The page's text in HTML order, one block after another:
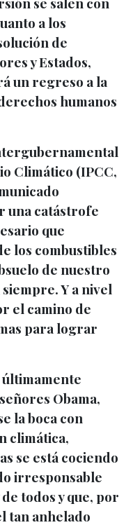
a los
de
y Estados,
un regreso a la
humanos
Climático (IPCC,
una catástrofe
que
los combustibles
de nuestro
Y a nivel
el camino de
para lograr
últimamente
Obama,
la boca con
climática,
se está cociendo
irresponsable
todosy que, por
tan anhelado